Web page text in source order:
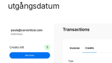
utgångsdatum